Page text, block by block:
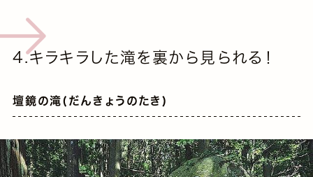
4.キラキラした滝を裏から見られる！
壇鏡の滝(だんきょうのたき)